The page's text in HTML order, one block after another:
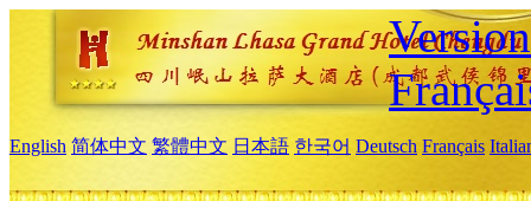
English 简体中文 繁體中文 日本語 한국어 Deutsch Français